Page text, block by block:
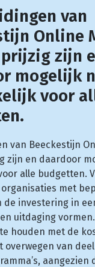
van
Online
zijn
mogelijk
voor
van Beeckestijn
zijn en daardoor
alle budgetten.
met
de investering in
uitdaging
houden met de
overwegen van
aangezien